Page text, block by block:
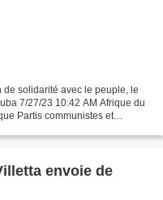
de solidarité avec le peuple, le
7/27/23 10:42 AM Afrique du
Partis communistes et
envoie de